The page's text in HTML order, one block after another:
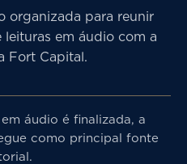
organizada para reunir
leituras em áudio com a
Fort Capital.
áudio é finalizada, a
como principal fonte